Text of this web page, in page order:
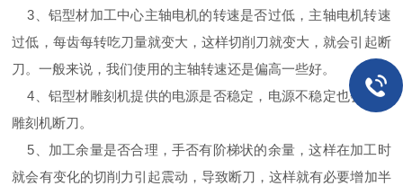
3、铝型材加工中心主轴电机的转速是否过低，主轴电机转速
过低，每齿每转吃刀量就变大，这样切削刀就变大，就会引起断
刀。一般来说，我们使用的主轴转速还是偏高一些好。
4、铝型材雕刻机提供的电源是否稳定，电源不稳定也会引起
雕刻机断刀。
5、加工余量是否合理，手否有阶梯状的余量，这样在加工时
就会有变化的切削力引起震动，导致断刀，这样就有必要增加半